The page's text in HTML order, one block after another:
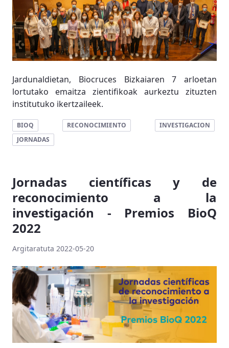
Jardunaldietan, Biocruces Bizkaiaren 7 arloetan
lortutako emaitza zientifikoak aurkeztu zituzten
institutuko ikertzaileek.
BIOQ RECONOCIMIENTO
INVESTIGACION
JORNADAS
Jornadas científicas y de
reconocimiento a la
investigación - Premios BioQ
2022
Argitaratuta 2022-05-20